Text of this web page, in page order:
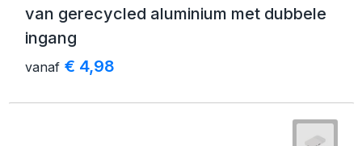
van gerecycled aluminium met dubbele
ingang
vanaf € 4,98